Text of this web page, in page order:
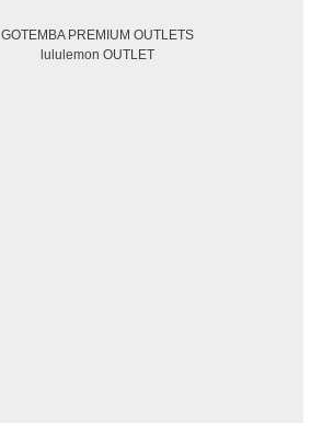
GOTEMBA PREMIUM OUTLETS
lululemon OUTLET